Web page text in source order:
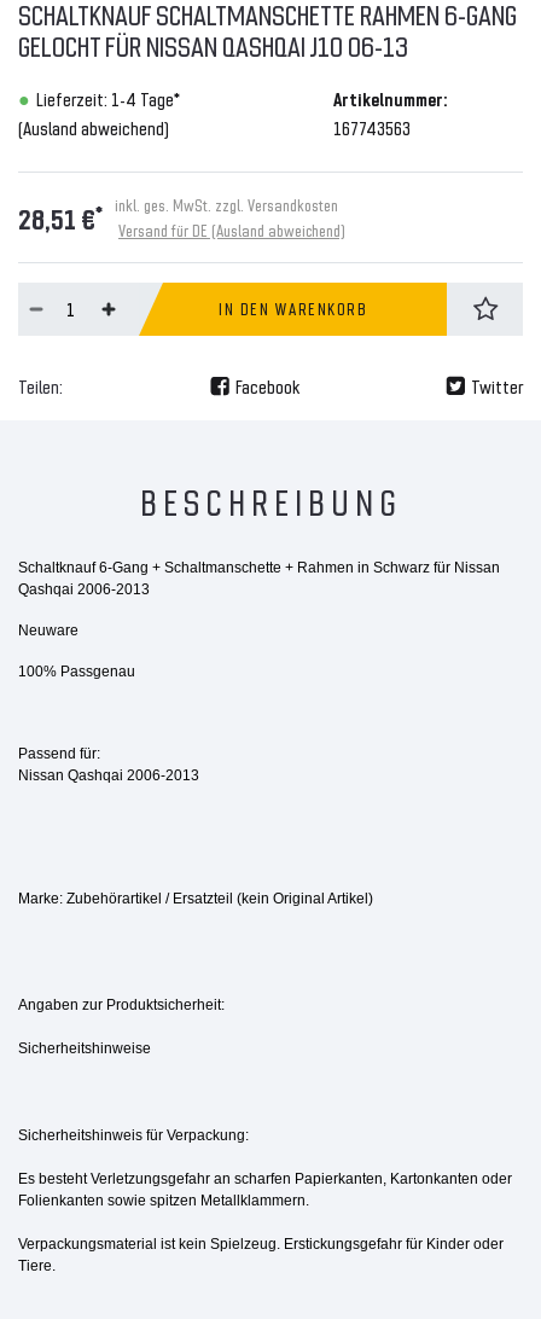
SCHALTKNAUF SCHALTMANSCHETTE RAHMEN 6-GANG
GELOCHT FÜR NISSAN QASHQAI J10 06-13
Lieferzeit: 1-4 Tage*
(Ausland abweichend)
Artikelnummer:
167743563
28,51 €* inkl. ges. MwSt. zzgl. Versandkosten
Versand für DE (Ausland abweichend)
IN DEN WARENKORB
Teilen: Facebook Twitter
BESCHREIBUNG
Schaltknauf 6-Gang + Schaltmanschette + Rahmen in Schwarz für Nissan
Qashqai 2006-2013
Neuware
100% Passgenau
Passend für:
Nissan Qashqai 2006-2013
Marke: Zubehörartikel / Ersatzteil (kein Original Artikel)
Angaben zur Produktsicherheit:
Sicherheitshinweise
Sicherheitshinweis für Verpackung:
Es besteht Verletzungsgefahr an scharfen Papierkanten, Kartonkanten oder
Folienkanten sowie spitzen Metallklammern.
Verpackungsmaterial ist kein Spielzeug. Erstickungsgefahr für Kinder oder
Tiere.